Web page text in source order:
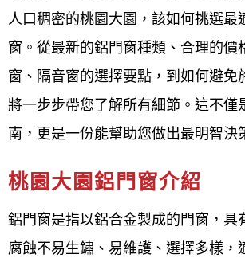
門窗款式,桃園大園鋁門窗顏色,桃園
寸,桃園大園陽台鋁窗價格,桃園大園氣
大園氣密窗推薦,桃園大園鋁門樣式,
金材料,桃園大園鋁門窗五金材料行,
大園,桃園大園專業鋁門窗五金,桃園
桃園大園鋁門窗配件,桃園大園鋁門窗
鋁窗五金,桃園大園鋁管材料行,桃園
買,桃園大園鋁料,桃園大園鋁門窗材
人口稠密的桃園大園，該如何挑選最
窗。從最新的鋁門窗種類、合理的價
窗、隔音窗的選擇要點，到如何避免
將一步步帶您了解所有細節。這不僅
南，更是一份能幫助您做出最明智決
桃園大園鋁門窗介紹
鋁門窗是指以鋁合金製成的門窗，具
腐蝕不易生鏽、易維護、選擇多樣，